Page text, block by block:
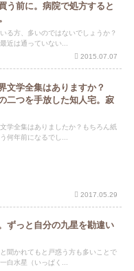
う前に。病院で処方すると
る方、多いのではないでしょうか？
近は通っていない...
2015.07.07
文学全集はありますか？
二つを手放した知人宅。寂
学全集はありましたか？もちろん紙
何年前になるでし...
2017.05.29
ずっと自分の九星を勘違い
聞かれてもと戸惑う方も多いことで
白水星（いっぱく...